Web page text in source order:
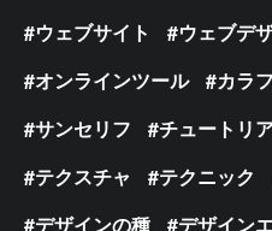
ウェブサイト
ウェブデ
オンラインツール
カラ
サンセリフ
チュートリ
テクスチャ
テクニック
デザインの種
デザイン